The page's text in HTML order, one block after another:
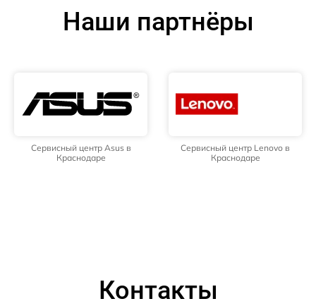
Наши партнёры
Сервисный центр Asus в
Краснодаре
Сервисный центр Lenovo в
Краснодаре
Контакты